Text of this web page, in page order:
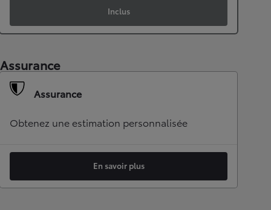
Inclus
Assurance
Assurance
Obtenez une estimation personnalisée
En savoir plus